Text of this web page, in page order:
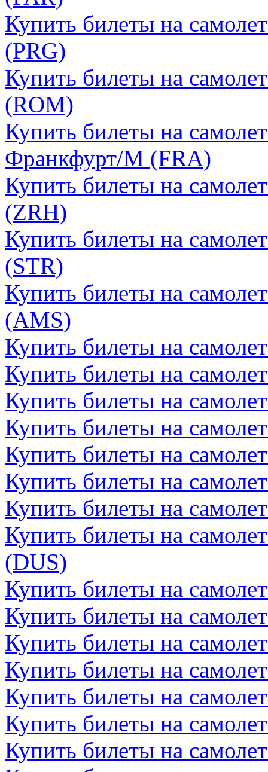
Купить билеты на
(PRG)
Купить билеты на
(ROM)
Купить билеты на
Франкфурт/М (FRA)
Купить билеты на
(ZRH)
Купить билеты на
(STR)
Купить билеты на
(AMS)
Купить билеты на
Купить билеты на
Купить билеты на
Купить билеты на
Купить билеты на
Купить билеты на
Купить билеты на
Купить билеты на
(DUS)
Купить билеты на
Купить билеты на
Купить билеты на
Купить билеты на
Купить билеты на
Купить билеты на
Купить билеты на